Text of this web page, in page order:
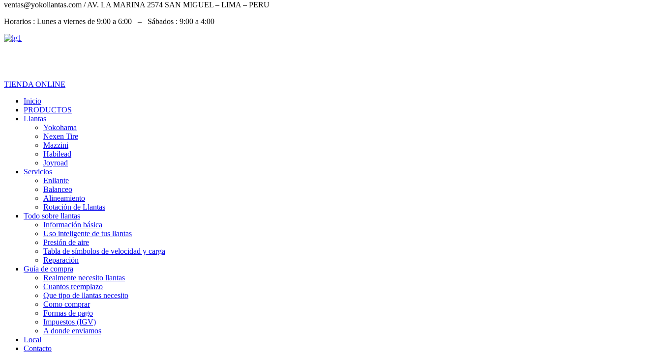
ventas@yokollantas.com / AV. LA MARINA 2574 SAN MIGUEL – LIMA – PERU
Horarios : Lunes a viernes de 9:00 a 6:00 – Sábados : 9:00 a 4:00
TIENDA ONLINE
Inicio
PRODUCTOS
Llantas
Yokohama
Nexen Tire
Mazzini
Habilead
Joyroad
Servicios
Enllante
Balanceo
Alineamiento
Rotación de Llantas
Todo sobre llantas
Información básica
Uso inteligente de tus llantas
Presión de aire
Tabla de símbolos de velocidad y carga
Reparación
Guía de compra
Realmente necesito llantas
Cuantos reemplazo
Que tipo de llantas necesito
Como comprar
Formas de pago
Impuestos (IGV)
A donde enviamos
Local
Contacto